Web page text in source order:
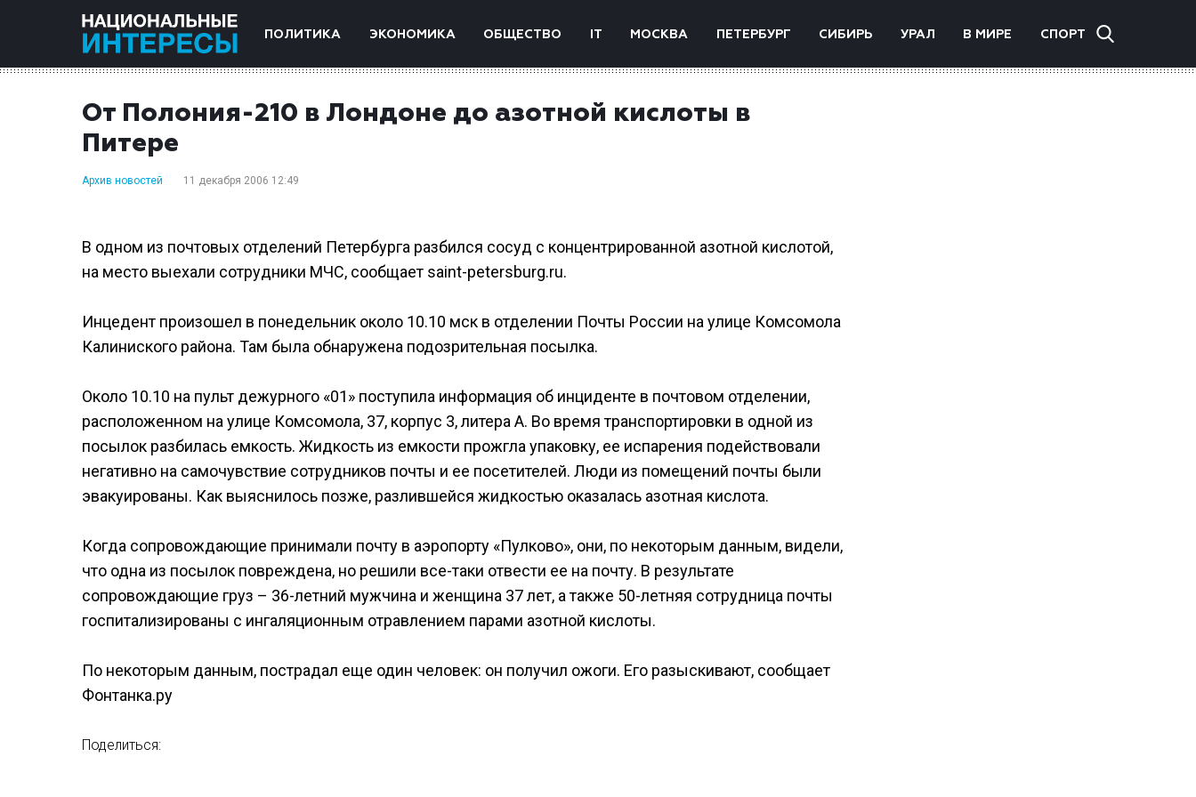
ПОЛИТИКА ЭКОНОМИКА ОБЩЕСТВО IT МОСКВА ПЕТЕРБУРГ СИБИРЬ УРАЛ В МИРЕ СПОРТ
От Полония-210 в Лондоне до азотной кислоты в
Питере
Архив новостей 11 декабря 2006 12:49
В одном из почтовых отделений Петербурга разбился сосуд с концентрированной азотной кислотой,
на место выехали сотрудники МЧС, сообщает saint-petersburg.ru.
Инцедент произошел в понедельник около 10.10 мск в отделении Почты России на улице Комсомола
Калиниского района. Там была обнаружена подозрительная посылка.
Около 10.10 на пульт дежурного «01» поступила информация об инциденте в почтовом отделении,
расположенном на улице Комсомола, 37, корпус 3, литера А. Во время транспортировки в одной из
посылок разбилась емкость. Жидкость из емкости прожгла упаковку, ее испарения подействовали
негативно на самочувствие сотрудников почты и ее посетителей. Люди из помещений почты были
эвакуированы. Как выяснилось позже, разлившейся жидкостью оказалась азотная кислота.
Когда сопровождающие принимали почту в аэропорту «Пулково», они, по некоторым данным, видели,
что одна из посылок повреждена, но решили все-таки отвести ее на почту. В результате
сопровождающие груз – 36-летний мужчина и женщина 37 лет, а также 50-летняя сотрудница почты
госпитализированы с ингаляционным отравлением парами азотной кислоты.
По некоторым данным, пострадал еще один человек: он получил ожоги. Его разыскивают, сообщает
Фонтанка.ру
Поделиться: